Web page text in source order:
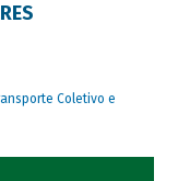
Coletivo e